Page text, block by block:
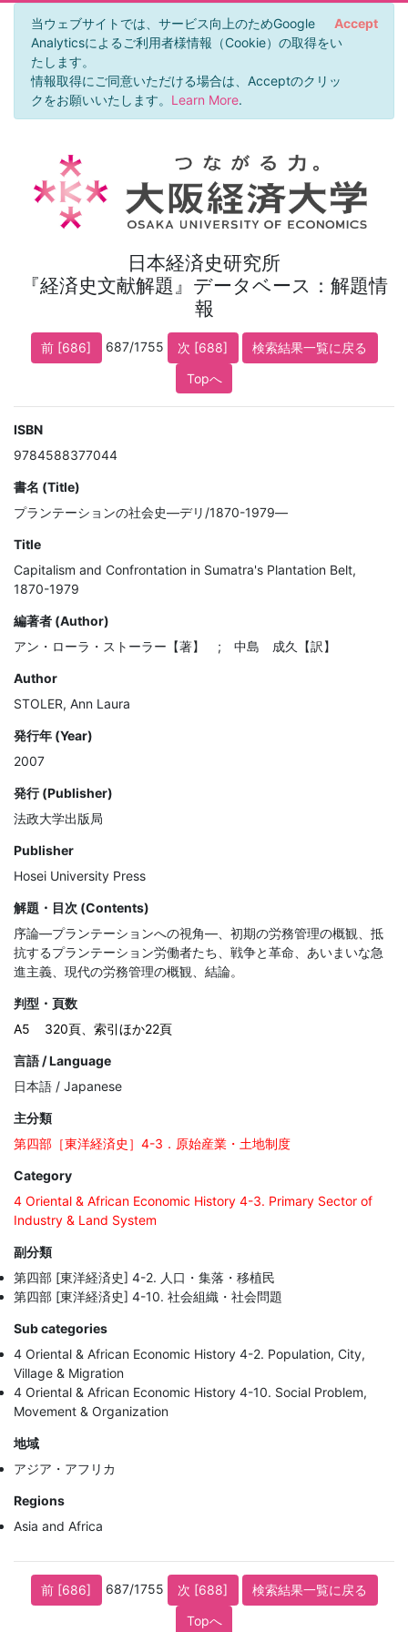
当ウェブサイトでは、サービス向上のためGoogle
Analyticsによるご利用者様情報（Cookie）の取得をい
たします。
情報取得にご同意いただける場合は、Acceptのクリッ
クをお願いいたします。 Learn More.
Accept
日本経済史研究所
『経済史文献解題』データベース：解題情
報
前 [686] 687/1755 次 [688]
検索結果一覧に戻る
Topへ
ISBN
9784588377044
書名 (Title)
プランテーションの社会史―デリ/1870-1979―
Title
Capitalism and Confrontation in Sumatra's Plantation Belt,
1870-1979
編著者 (Author)
アン・ローラ・ストーラー【著】 ; 中島 成久【訳】
Author
STOLER, Ann Laura
発行年 (Year)
2007
発行 (Publisher)
法政大学出版局
Publisher
Hosei University Press
解題・目次 (Contents)
序論―プランテーションへの視角―、初期の労務管理の概観、抵
抗するプランテーション労働者たち、戦争と革命、あいまいな急
進主義、現代の労務管理の概観、結論。
判型・頁数
A5
320頁、索引ほか22頁
言語 / Language
日本語 / Japanese
主分類
第四部［東洋経済史］4-3．原始産業・土地制度
Category
4 Oriental & African Economic History 4-3. Primary Sector of
Industry & Land System
副分類
第四部 [東洋経済史] 4-2. 人口・集落・移植民
第四部 [東洋経済史] 4-10. 社会組織・社会問題
Sub categories
4 Oriental & African Economic History 4-2. Population, City,
Village & Migration
4 Oriental & African Economic History 4-10. Social Problem,
Movement & Organization
地域
アジア・アフリカ
Regions
Asia and Africa
前 [686] 687/1755 次 [688]
検索結果一覧に戻る
Topへ